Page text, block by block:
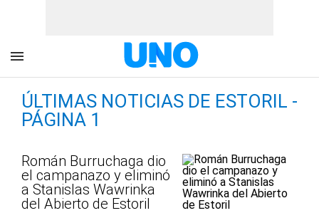
ÚLTIMAS NOTICIAS DE ESTORIL -
PÁGINA 1
Román Burruchaga dio
el campanazo y eliminó
a Stanislas Wawrinka
del Abierto de Estoril